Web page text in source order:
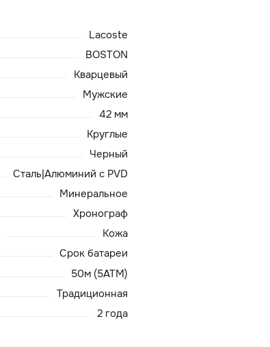
Lacoste
BOSTON
Кварцевый
Мужские
42 мм
Круглые
Черный
Сталь|Алюминий с PVD
Минеральное
Хронограф
Кожа
Срок батареи
50м (5ATM)
Традиционная
2 года
Главная
Доставка и оплата
Сервисный центр